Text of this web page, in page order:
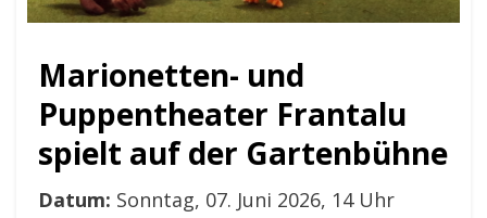
Marionetten- und
Puppentheater Frantalu
spielt auf der Gartenbühne
Datum: Sonntag, 07. Juni 2026, 14 Uhr